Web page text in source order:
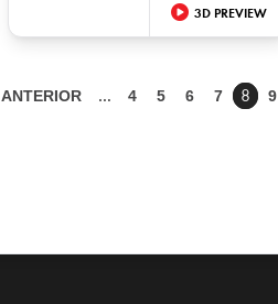
3D PREVIEW
ANTERIOR … 4 5 6 7 8 9